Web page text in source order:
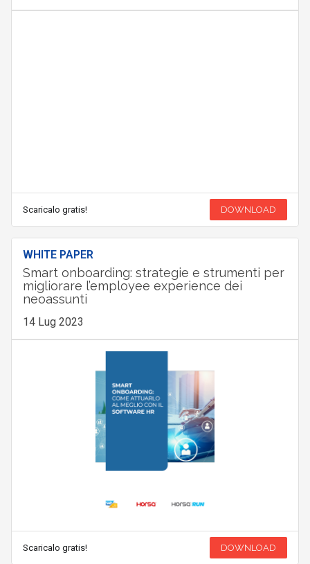
Scaricalo gratis! DOWNLOAD
WHITE PAPER
Smart onboarding: strategie e strumenti per
migliorare l’employee experience dei
neoassunti
14 Lug 2023
Scaricalo gratis! DOWNLOAD